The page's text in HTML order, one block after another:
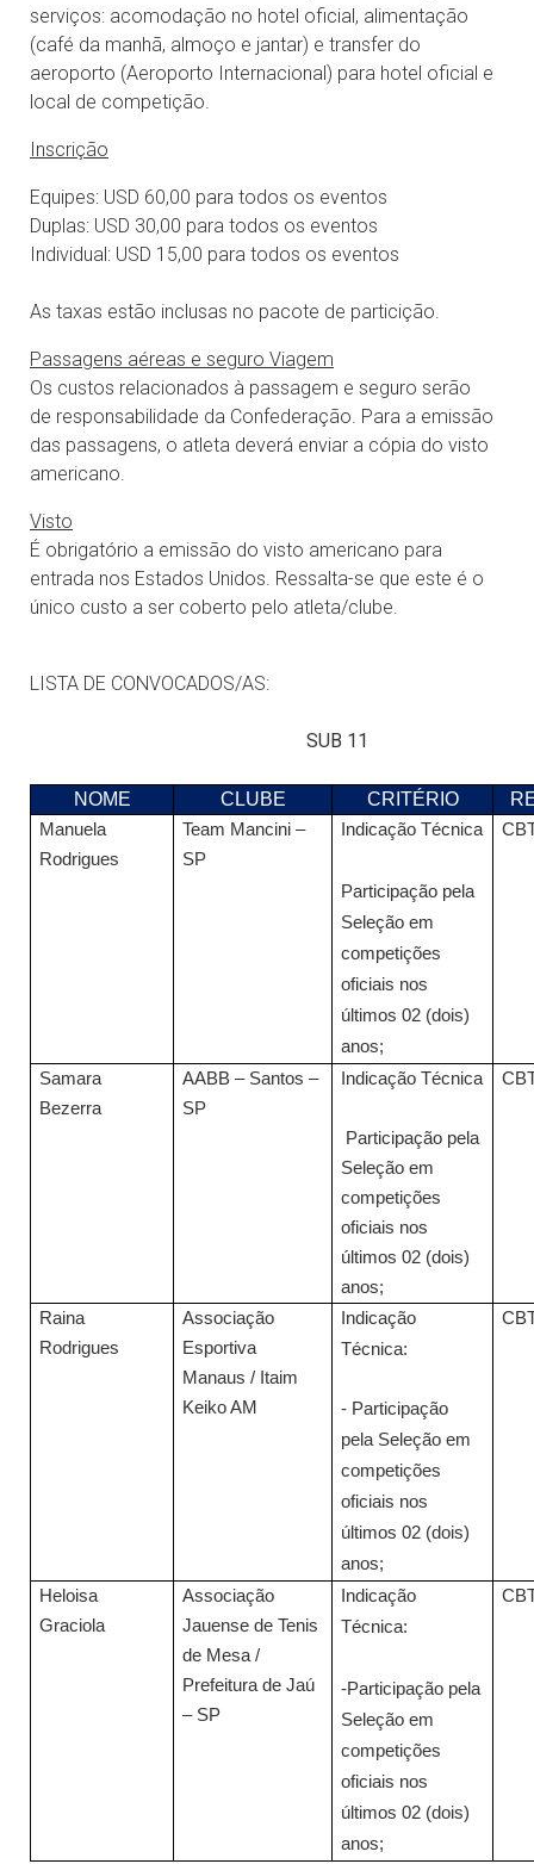
serviços: acomodação no hotel oficial, alimentação
(café da manhã, almoço e jantar) e transfer do
aeroporto (Aeroporto Internacional) para hotel oficial e
local de competição.
Inscrição
Equipes: USD 60,00 para todos os eventos
Duplas: USD 30,00 para todos os eventos
Individual: USD 15,00 para todos os eventos
As taxas estão inclusas no pacote de particição.
Passagens aéreas e seguro Viagem
Os custos relacionados à passagem e seguro serão
de responsabilidade da Confederação. Para a emissão
das passagens, o atleta deverá enviar a cópia do visto
americano.
Visto
É obrigatório a emissão do visto americano para
entrada nos Estados Unidos. Ressalta-se que este é o
único custo a ser coberto pelo atleta/clube.
LISTA DE CONVOCADOS/AS:
SUB 11
NOME CLUBE CRITÉRIO
Manuela
Rodrigues
Team Mancini –
SP
Indicação Técnica
Participação pela
Seleção em
competições
oficiais nos
últimos 02 (dois)
anos;
Samara
Bezerra
AABB – Santos –
SP
Indicação Técnica
Participação pela
Seleção em
competições
oficiais nos
últimos 02 (dois)
anos;
Raina
Rodrigues
Associação
Esportiva
Manaus / Itaim
Keiko AM
Indicação
Técnica:
- Participação
pela Seleção em
competições
oficiais nos
últimos 02 (dois)
anos;
Heloisa
Graciola
Associação
Jauense de Tenis
de Mesa /
Prefeitura de Jaú
– SP
Indicação
Técnica:
-Participação pela
Seleção em
competições
oficiais nos
últimos 02 (dois)
anos;